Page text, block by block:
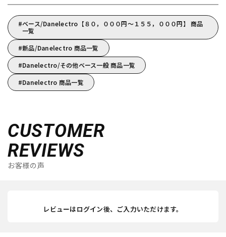
ベース/Danelectro【８０，０００円～１５５，０００円】 商品
一覧
新品/Danelectro 商品一覧
Danelectro/その他ベース一般 商品一覧
Danelectro 商品一覧
CUSTOMER
REVIEWS
お客様の声
レビューはログイン後、ご入力いただけます。